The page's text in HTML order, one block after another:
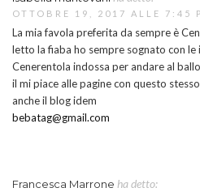
OTTOBRE 19, 2017 ALLE 7:45
La mia favola preferita da sempre è
letto la fiaba ho sempre sognato con
Cenerentola indossa per andare al
il mi piace alle pagine con questo
anche il blog idem
bebatag@gmail.com
Francesca Marrone ha detto: